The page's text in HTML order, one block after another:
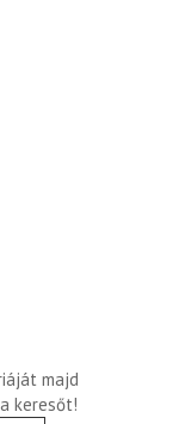
majd
keresőt!